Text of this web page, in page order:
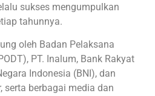
sukses mengumpulkan
tahunnya.
oleh Badan Pelaksana
PT. Inalum, Bank Rakyat
Indonesia (BNI), dan
serta berbagai media dan